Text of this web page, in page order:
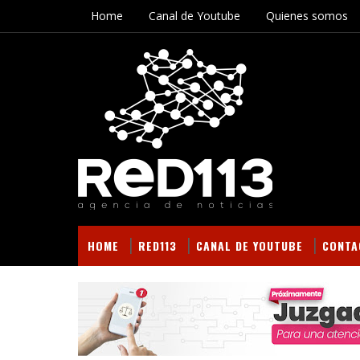
Home Canal de Youtube Quienes somos
HOME RED113 CANAL DE YOUTUBE